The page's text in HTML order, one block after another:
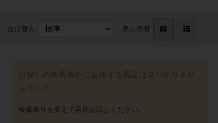
並び替え 表示切替
お探しの検索条件に合致する商品は見つかりませ
んでした。